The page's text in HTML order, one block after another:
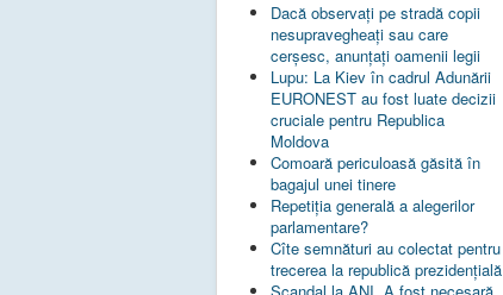
Dacă observați pe stradă copii
nesupravegheați sau care
cerșesc, anunțați oamenii legii
Lupu: La Kiev în cadrul Adunării
EURONEST au fost luate decizii
cruciale pentru Republica
Moldova
Comoară periculoasă găsită în
bagajul unei tinere
Repetiția generală a alegerilor
parlamentare?
Cîte semnături au colectat pentru
trecerea la republică prezidențială
Scandal la ANI. A fost necesară